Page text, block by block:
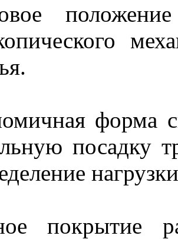
форма
посадку
покрытие